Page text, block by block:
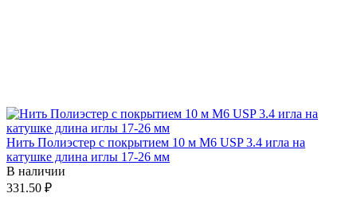
Нить Полиэстер с покрытием 10 м М6 USP 3.4 игла на
катушке длина иглы 17-26 мм
В наличии
331.50 ₽